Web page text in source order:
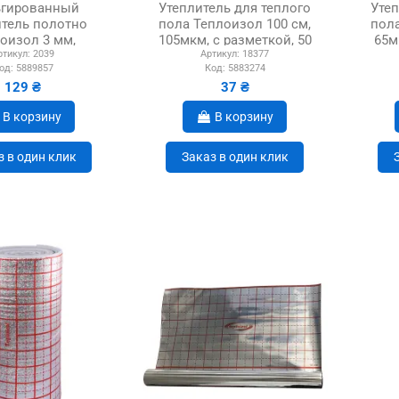
полотно
3 мм,
2039
5889857
129 ₴
В корзину
в один клик
Утеплитель для теплого
пола Теплоизол 100 см,
105мкм, с разметкой, 50
метров
Артикул: 18377
Код: 5883274
37 ₴
В корзину
Заказ в один клик